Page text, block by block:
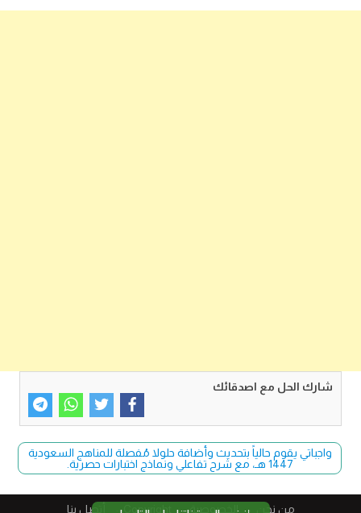
شارك الحل مع اصدقائك
واجباتي يقوم حالياً بتحديث وأضافة حلولا مُفصلة للمناهج السعودية
1447 هـ، مع شرح تفاعلي ونماذج اختبارات حصرية.
من نحن الخصوصية Copyright​ أتصل بنا